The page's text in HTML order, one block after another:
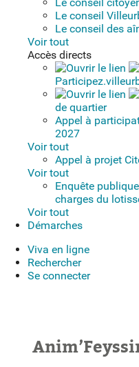
Le conseil
Le conseil des
Voir tout
Accès directs
de quartier
Appel à
2027
Voir tout
Appel à projet
Voir tout
Enquête
charges du
Voir tout
Démarches
Viva en ligne
Rechercher
Se connecter